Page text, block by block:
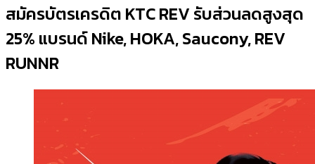
สมัครบัตรเครดิต KTC REV รับส่วนลดสูงสุด
25% แบรนด์ Nike, HOKA, Saucony, REV
RUNNR